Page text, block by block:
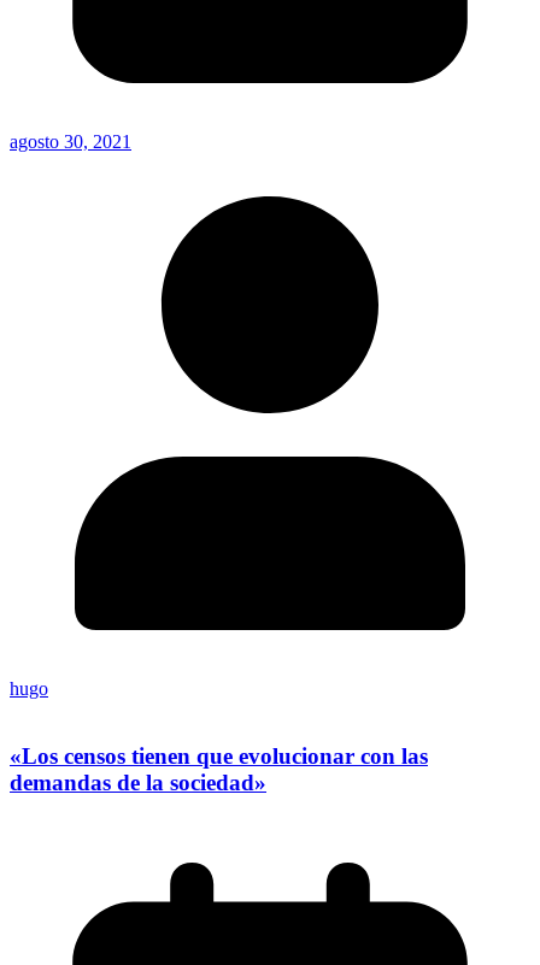
agosto 30, 2021
hugo
«Los censos tienen que evolucionar con las
demandas de la sociedad»